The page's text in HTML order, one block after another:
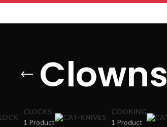
Clowns
CLOCKS
1 Product
COOKING
1 Product